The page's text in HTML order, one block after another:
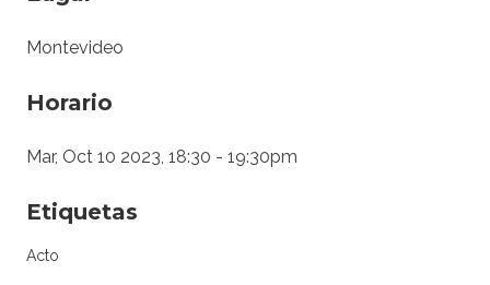
Montevideo
Horario
Mar, Oct 10 2023, 18:30 - 19:30pm
Etiquetas
Acto